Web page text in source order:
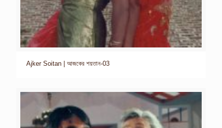
Ajker Soitan | আজকের শয়তান-03